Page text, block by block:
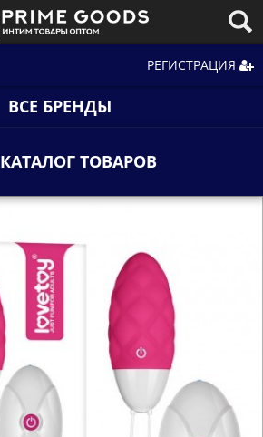
РЕГИСТРАЦИЯ
ВСЕ БРЕНДЫ
КАТАЛОГ ТОВАРОВ